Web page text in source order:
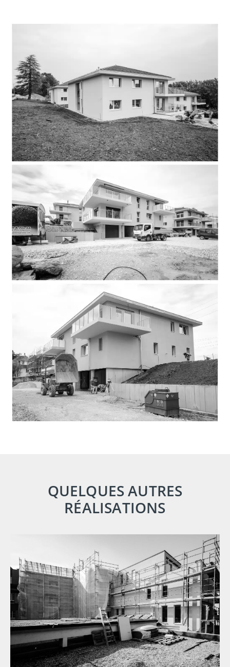
QUELQUES AUTRES
RÉALISATIONS